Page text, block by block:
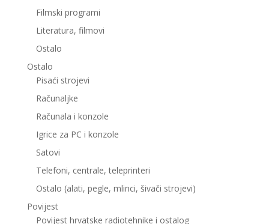
Filmski programi
Literatura, filmovi
Ostalo
Ostalo
Pisaći strojevi
Računaljke
Računala i konzole
Igrice za PC i konzole
Satovi
Telefoni, centrale, teleprinteri
Ostalo (alati, pegle, mlinci, šivači strojevi)
Povijest
Povijest hrvatske radiotehnike i ostalog